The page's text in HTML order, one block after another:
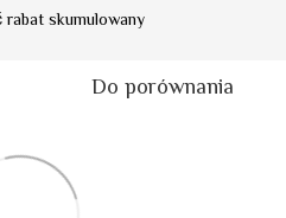
skumulowany
Do porównania